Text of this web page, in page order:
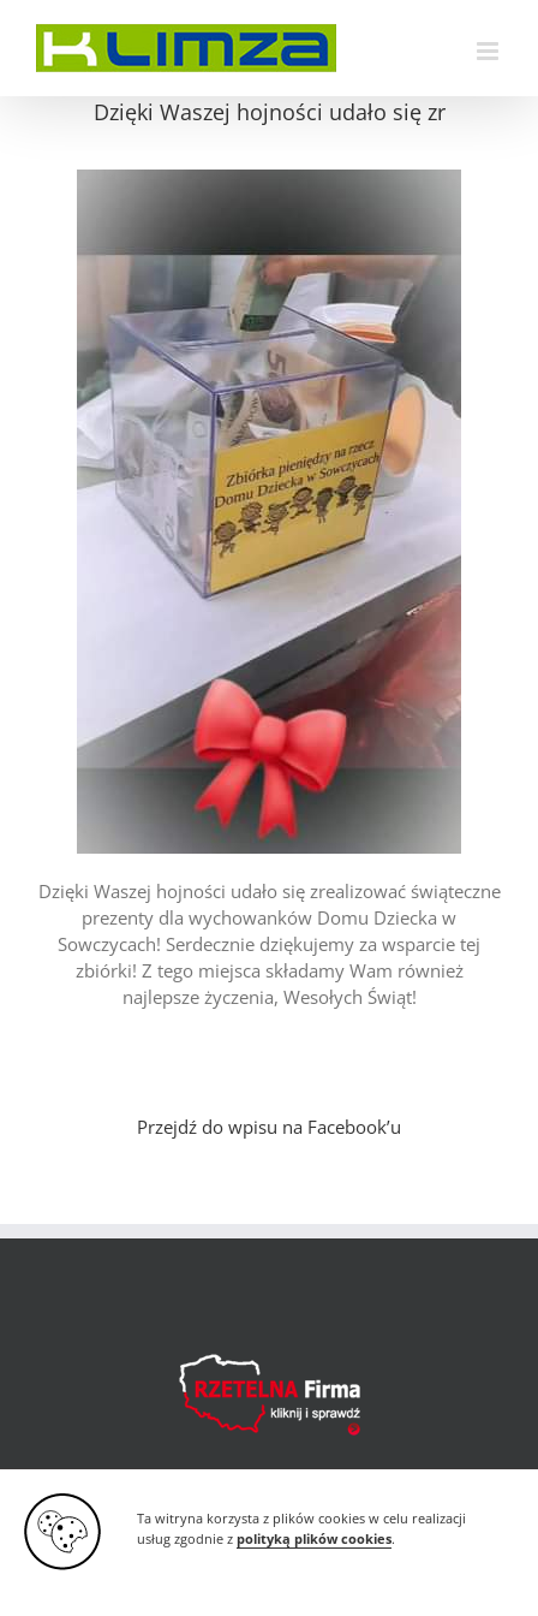
Ta witryna korzysta z plików cookies w celu realizacji
usług zgodnie z polityką plików cookies.
zawartości
Dzięki Waszej hojności udało się zr
Dzięki Waszej hojności udało się zrealizować świąteczne
prezenty dla wychowanków Domu Dziecka w
Sowczycach! Serdecznie dziękujemy za wsparcie tej
zbiórki! Z tego miejsca składamy Wam również
najlepsze życzenia, Wesołych Świąt!
Przejdź do wpisu na Facebook’u